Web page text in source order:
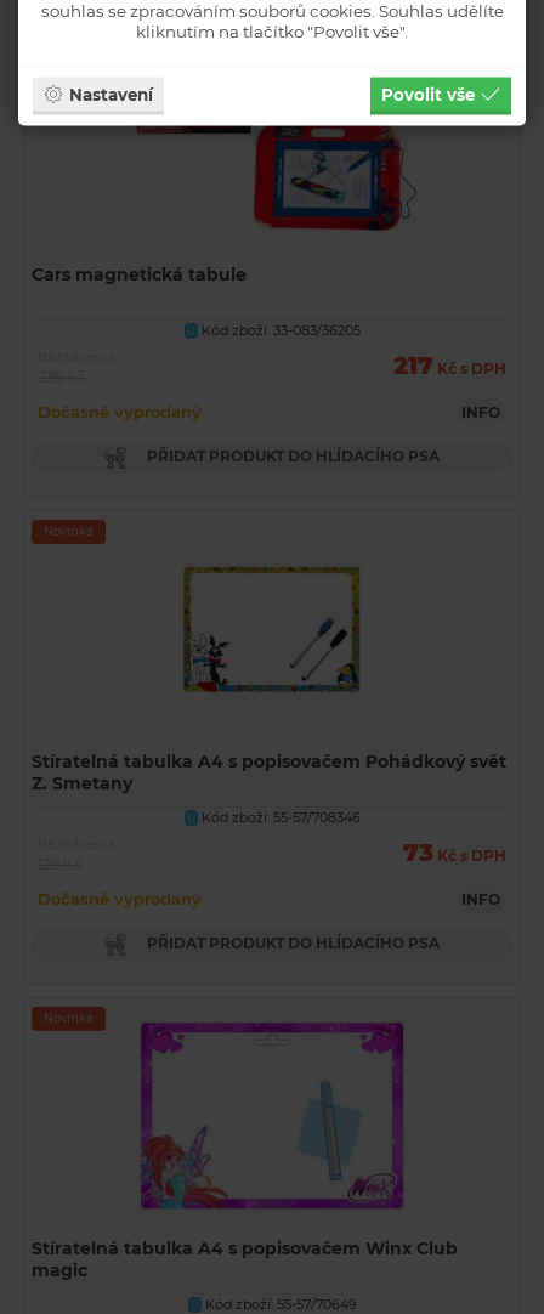
souhlas se zpracováním souborů cookies. Souhlas udělíte
kliknutím na tlačítko "Povolit vše".
Nastavení Povolit vše
Cars magnetická tabule
U Kód zboží: 33-083/36205
217 Kč s DPH
Dočasně vyprodaný INFO
PŘIDAT PRODUKT DO HLÍDACÍHO PSA
Novinka
Stíratelná tabulka A4 s popisovačem Pohádkový svět
Z. Smetany
U Kód zboží: 55-57/708346
73 Kč s DPH
Dočasně vyprodaný INFO
PŘIDAT PRODUKT DO HLÍDACÍHO PSA
Novinka
Stíratelná tabulka A4 s popisovačem Winx Club
magic
U Kód zboží: 55-57/70649